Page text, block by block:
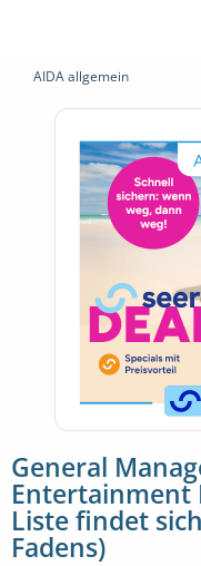
AIDA allgemein
General
Entertainment
Liste findet
Fadens)